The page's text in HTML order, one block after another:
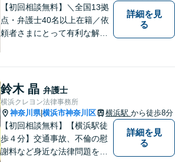
【初回相談無料】＼全国13拠
点・弁護士40名以上在籍／依
頼者さまにとって有利な解決
事件など、ご相談ください
【夜間・休日対応】
詳細を見
る
鈴木 晶 弁護士
横浜クレヨン法律事務所
神奈川県|横浜市神奈川区 横浜駅 から徒歩8分
【初回相談無料】【横浜駅徒
歩４分】交通事故、不倫の慰
謝料など身近な法律問題を解
詳細を見
る